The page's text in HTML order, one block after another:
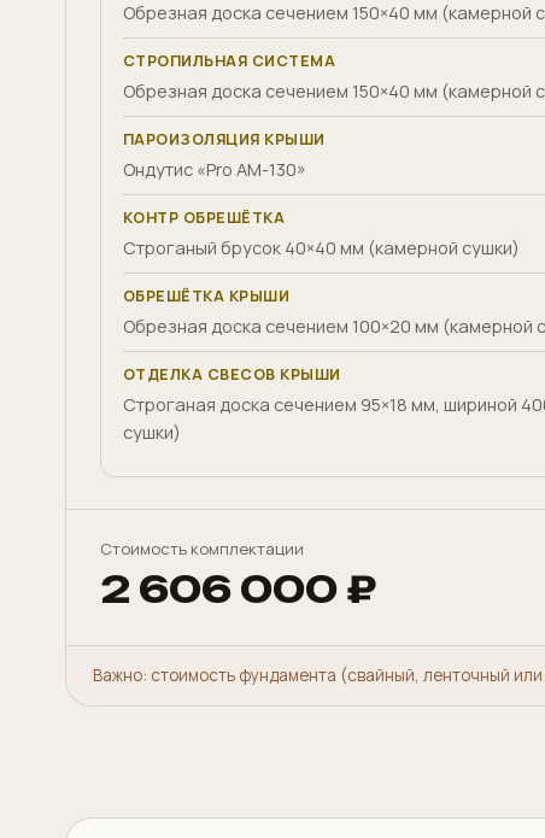
Обрезная доска сечением 150×40 мм (камерной
СТРОПИЛЬНАЯ СИСТЕМА
Обрезная доска сечением 150×40 мм (камерной
ПАРОИЗОЛЯЦИЯ КРЫШИ
Ондутис «Pro AM-130»
КОНТР ОБРЕШЁТКА
Строганый брусок 40×40 мм (камерной сушки)
ОБРЕШЁТКА КРЫШИ
Обрезная доска сечением 100×20 мм (камерной
ОТДЕЛКА СВЕСОВ КРЫШИ
Строганая доска сечением 95×18 мм, шириной
сушки)
Стоимость комплектации
2 606 000 ₽
Важно: стоимость фундамента (свайный, ленточный